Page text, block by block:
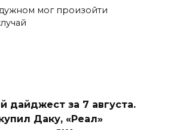
мог произойти
дайджест за 7 августа.
Даку, «Реал»